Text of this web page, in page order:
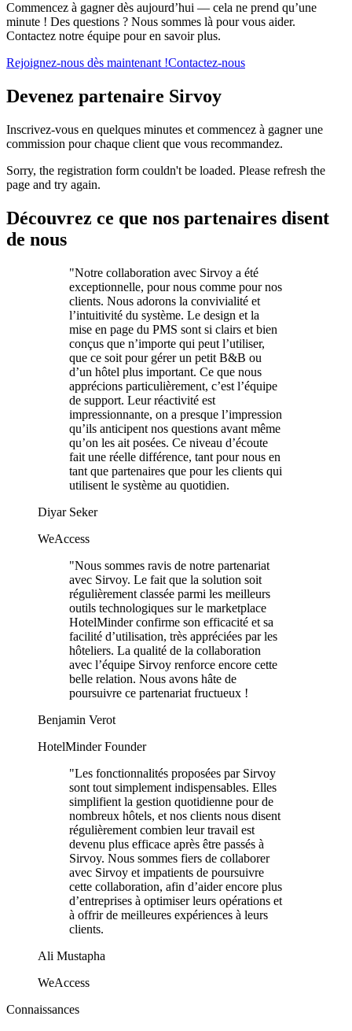
Commencez à gagner dès aujourd’hui — cela ne prend qu’une
minute ! Des questions ? Nous sommes là pour vous aider.
Contactez notre équipe pour en savoir plus.
Rejoignez-nous dès maintenant !Contactez-nous
Devenez partenaire Sirvoy
Inscrivez-vous en quelques minutes et commencez à gagner une
commission pour chaque client que vous recommandez.
Sorry, the registration form couldn't be loaded. Please refresh the
page and try again.
Découvrez ce que nos partenaires disent
de nous
"Notre collaboration avec Sirvoy a été
exceptionnelle, pour nous comme pour nos
clients. Nous adorons la convivialité et
l’intuitivité du système. Le design et la
mise en page du PMS sont si clairs et bien
conçus que n’importe qui peut l’utiliser,
que ce soit pour gérer un petit B&B ou
d’un hôtel plus important. Ce que nous
apprécions particulièrement, c’est l’équipe
de support. Leur réactivité est
impressionnante, on a presque l’impression
qu’ils anticipent nos questions avant même
qu’on les ait posées. Ce niveau d’écoute
fait une réelle différence, tant pour nous en
tant que partenaires que pour les clients qui
utilisent le système au quotidien.
Diyar Seker
WeAccess
"Nous sommes ravis de notre partenariat
avec Sirvoy. Le fait que la solution soit
régulièrement classée parmi les meilleurs
outils technologiques sur le marketplace
HotelMinder confirme son efficacité et sa
facilité d’utilisation, très appréciées par les
hôteliers. La qualité de la collaboration
avec l’équipe Sirvoy renforce encore cette
belle relation. Nous avons hâte de
poursuivre ce partenariat fructueux !
Benjamin Verot
HotelMinder Founder
"Les fonctionnalités proposées par Sirvoy
sont tout simplement indispensables. Elles
simplifient la gestion quotidienne pour de
nombreux hôtels, et nos clients nous disent
régulièrement combien leur travail est
devenu plus efficace après être passés à
Sirvoy. Nous sommes fiers de collaborer
avec Sirvoy et impatients de poursuivre
cette collaboration, afin d’aider encore plus
d’entreprises à optimiser leurs opérations et
à offrir de meilleures expériences à leurs
clients.
Ali Mustapha
WeAccess
Connaissances